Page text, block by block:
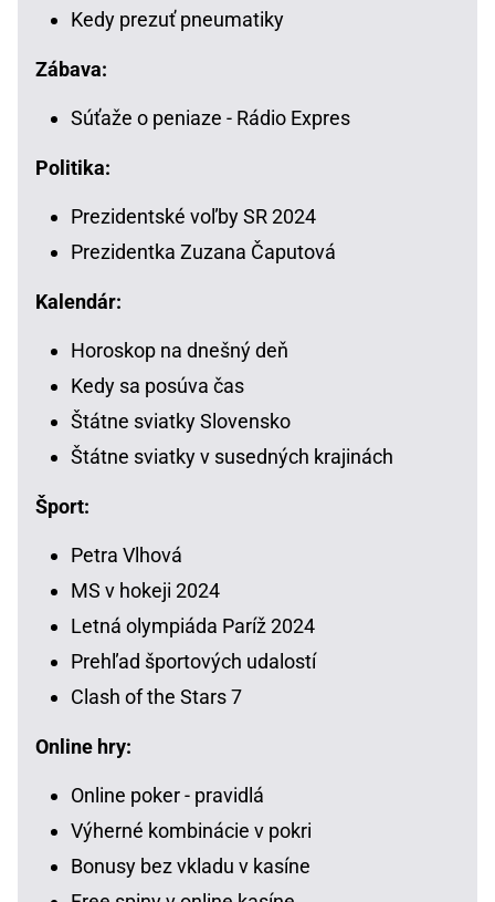
Kedy prezuť pneumatiky
Zábava:
Súťaže o peniaze - Rádio Expres
Politika:
Prezidentské voľby SR 2024
Prezidentka Zuzana Čaputová
Kalendár:
Horoskop na dnešný deň
Kedy sa posúva čas
Štátne sviatky Slovensko
Štátne sviatky v susedných krajinách
Šport:
Petra Vlhová
MS v hokeji 2024
Letná olympiáda Paríž 2024
Prehľad športových udalostí
Clash of the Stars 7
Online hry:
Online poker - pravidlá
Výherné kombinácie v pokri
Bonusy bez vkladu v kasíne